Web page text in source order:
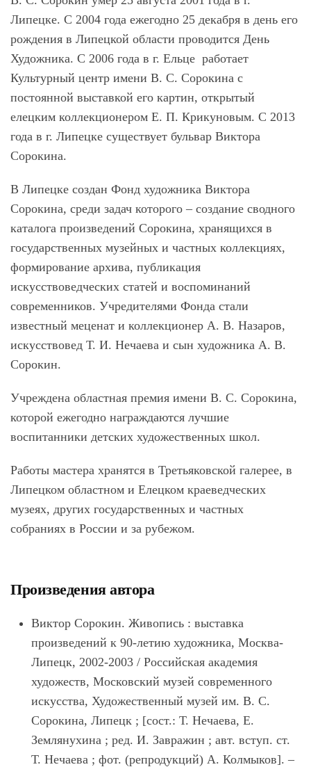
Липецке. С 2004 года ежегодно 25 декабря в день его
рождения в Липецкой области проводится День
Художника. С 2006 года в г. Ельце работает
Культурный центр имени В. С. Сорокина с
постоянной выставкой его картин, открытый
елецким коллекционером Е. П. Крикуновым. С 2013
года в г. Липецке существует бульвар Виктора
Сорокина.
В Липецке создан Фонд художника Виктора
Сорокина, среди задач которого – создание сводного
каталога произведений Сорокина, хранящихся в
государственных музейных и частных коллекциях,
формирование архива, публикация
искусствоведческих статей и воспоминаний
современников. Учредителями Фонда стали
известный меценат и коллекционер А. В. Назаров,
искусствовед Т. И. Нечаева и сын художника А. В.
Сорокин.
Учреждена областная премия имени В. С. Сорокина,
которой ежегодно награждаются лучшие
воспитанники детских художественных школ.
Работы мастера хранятся в Третьяковской галерее, в
Липецком областном и Елецком краеведческих
музеях, других государственных и частных
собраниях в России и за рубежом.
Произведения автора
Виктор Сорокин. Живопись : выставка
произведений к 90-летию художника, Москва-
Липецк, 2002-2003 / Российская академия
художеств, Московский музей современного
искусства, Художественный музей им. В. С.
Сорокина, Липецк ; [сост.: Т. Нечаева, Е.
Землянухина ; ред. И. Завражин ; авт. вступ. ст.
Т. Нечаева ; фот. (репродукций) А. Колмыков]. ‒